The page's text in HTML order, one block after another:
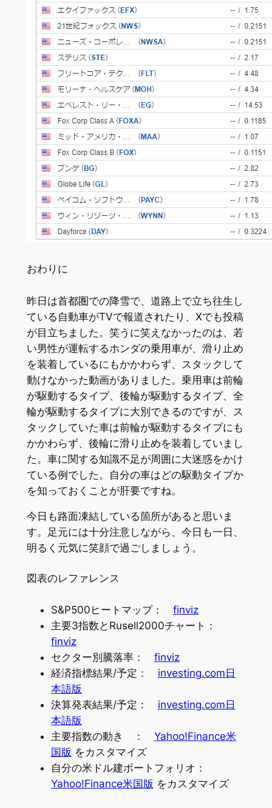
おわりに
昨日は首都圏での降雪で、道路上で立ち往生し
ている自動車がTVで報道されたり、Xでも投稿
が目立ちました。笑うに笑えなかったのは、若
い男性が運転するホンダの乗用車が、滑り止め
を装着しているにもかかわらず、スタックして
動けなかった動画がありました。乗用車は前輪
が駆動するタイプ、後輪が駆動するタイプ、全
輪が駆動するタイプに大別できるのですが、ス
タックしていた車は前輪が駆動するタイプにも
かかわらず、後輪に滑り止めを装着していまし
た。車に関する知識不足が周囲に大迷惑をかけ
ている例でした。自分の車はどの駆動タイプか
を知っておくことが肝要ですね。
今日も路面凍結している箇所があると思いま
す。足元には十分注意しながら、今日も一日、
明るく元気に笑顔で過ごしましょう。
図表のレファレンス
S&P500ヒートマップ： finviz
主要3指数とRusell2000チャート：
finviz
セクター別騰落率： finviz
経済指標結果/予定： investing.com日
本語版
決算発表結果/予定： investing.com日
本語版
主要指数の動き ： Yahoo!Finance米
国版 をカスタマイズ
自分の米ドル建ポートフォリオ：
Yahoo!Finance米国版 をカスタマイズ